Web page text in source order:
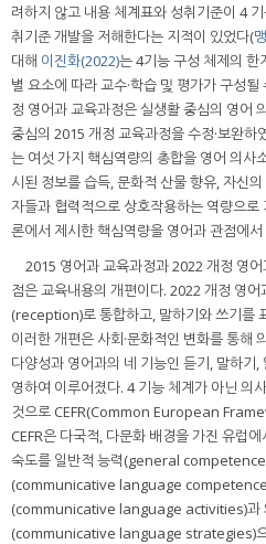
려하지 않고 내용 체계표와 성취기준이 4
취기준 개발을 저해한다는 지적이 있었다(
대해 이진화(2022)는 4기능 구성 체제의 한
별 요소에 따라 교수·학습 및 평가가 구성
정 영어과 교육과정은 실생활 중심의 영어
중심의 2015 개정 교육과정을 수정·보완
는 여섯 가지 핵심역량의 총합을 영어 의사
시된 정보를 습득, 문화적 산물 향유, 자신
자들과 협력적으로 상호작용하는 역량으로
론에서 제시한 핵심역량을 영어과 관점에
2015 영어과 교육과정과 2022 개정 영
점은 교육내용의 개편이다. 2022 개정 영
(reception)로 통합하고, 말하기와 쓰기를
이러한 개편은 사회·문화적인 변화를 통해
다양성과 영어과의 네 기능인 듣기, 말하기
영하여 이루어졌다. 4 기능 체계가 아닌 의
것으로 CEFR(Common European
CEFR은 다국적, 다문화 배경을 가진 유럽
숙도를 일반적 능력(general
(communicative language
(communicative language activities)과
(communicative language strategies)으